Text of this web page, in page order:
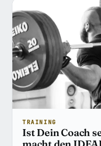
TRAINING
Ist Dein Coach